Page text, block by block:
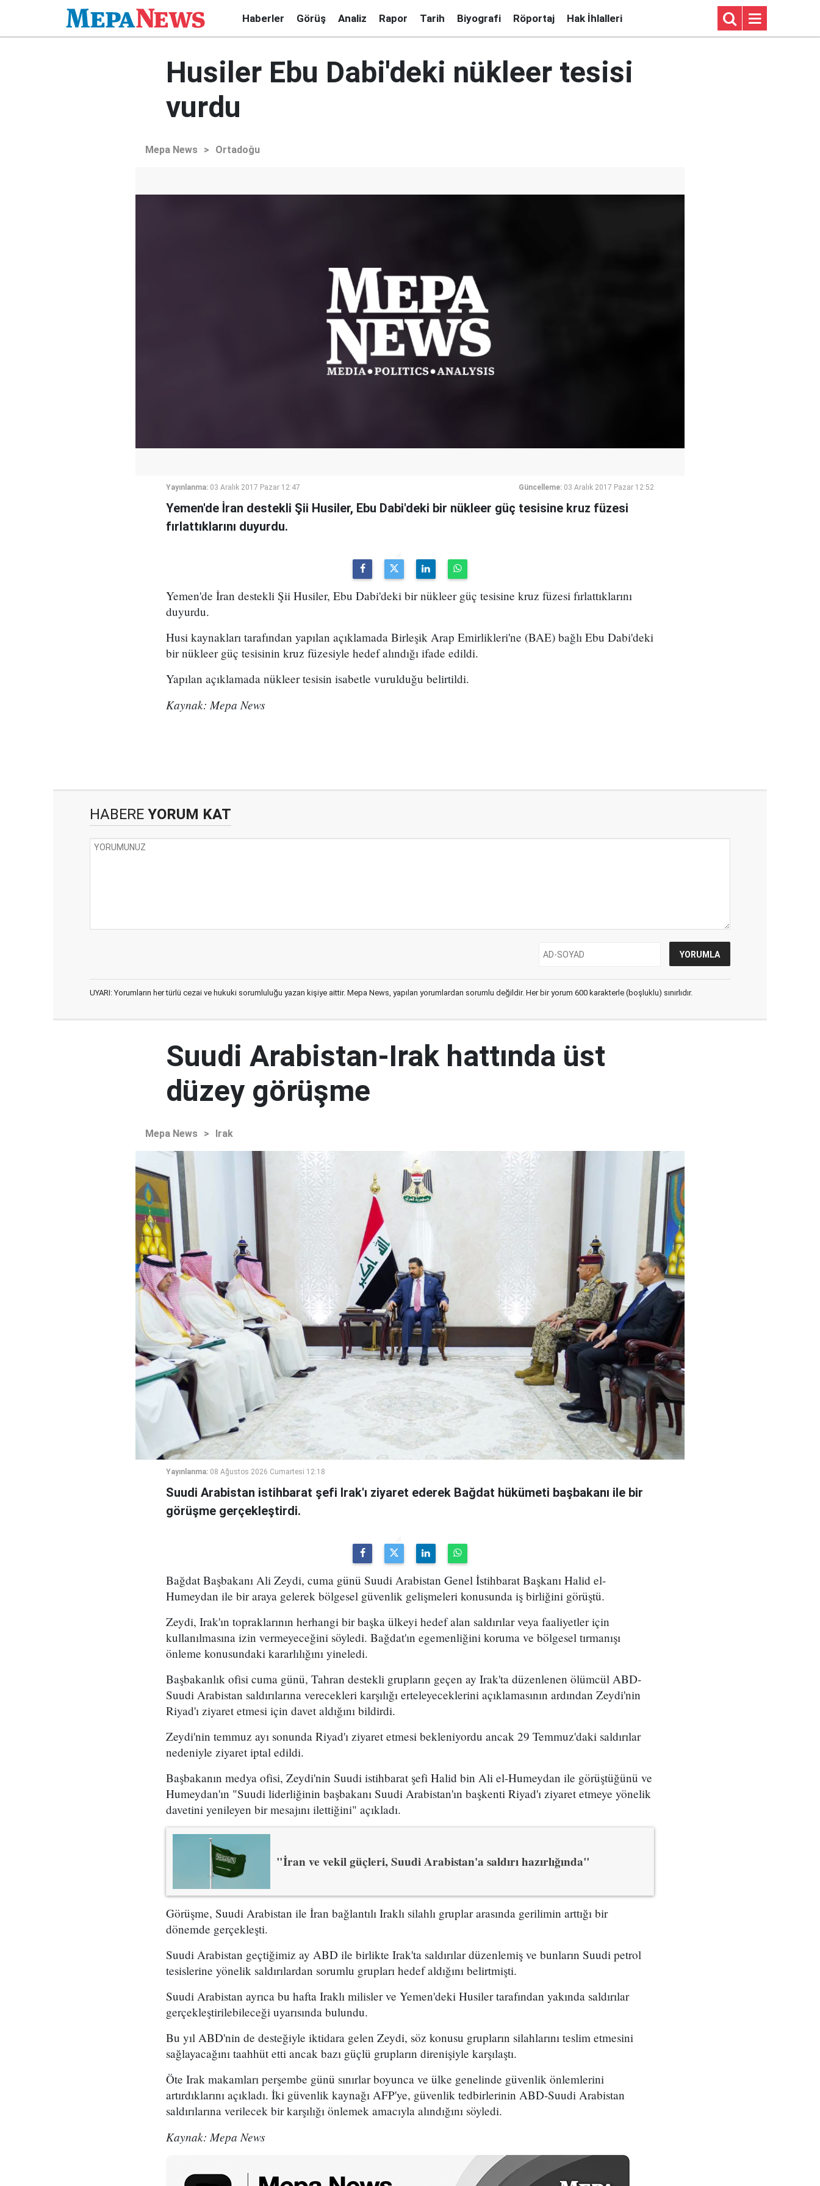
Haberler Görüş Analiz Rapor Tarih Biyografi Röportaj Hak İhlalleri
Husiler Ebu Dabi'deki nükleer tesisi
vurdu
Mepa News > Ortadoğu
Yayınlanma: 03 Aralık 2017 Pazar 12:47 Güncelleme: 03 Aralık 2017 Pazar 12:52
Yemen'de İran destekli Şii Husiler, Ebu Dabi'deki bir nükleer güç tesisine kruz füzesi
fırlattıklarını duyurdu.
Yemen'de İran destekli Şii Husiler, Ebu Dabi'deki bir nükleer güç tesisine kruz füzesi fırlattıklarını
duyurdu.
Husi kaynakları tarafından yapılan açıklamada Birleşik Arap Emirlikleri'ne (BAE) bağlı Ebu Dabi'deki
bir nükleer güç tesisinin kruz füzesiyle hedef alındığı ifade edildi.
Yapılan açıklamada nükleer tesisin isabetle vurulduğu belirtildi.
Kaynak: Mepa News
HABERE YORUM KAT
UYARI: Yorumların her türlü cezai ve hukuki sorumluluğu yazan kişiye aittir. Mepa News, yapılan yorumlardan sorumlu değildir. Her bir yorum 600 karakterle (boşluklu) sınırlıdır.
Suudi Arabistan-Irak hattında üst
düzey görüşme
Mepa News > Irak
Yayınlanma: 08 Ağustos 2026 Cumartesi 12:18
Suudi Arabistan istihbarat şefi Irak'ı ziyaret ederek Bağdat hükümeti başbakanı ile bir
görüşme gerçekleştirdi.
Bağdat Başbakanı Ali Zeydi, cuma günü Suudi Arabistan Genel İstihbarat Başkanı Halid el-
Humeydan ile bir araya gelerek bölgesel güvenlik gelişmeleri konusunda iş birliğini görüştü.
Zeydi, Irak'ın topraklarının herhangi bir başka ülkeyi hedef alan saldırılar veya faaliyetler için
kullanılmasına izin vermeyeceğini söyledi. Bağdat'ın egemenliğini koruma ve bölgesel tırmanışı
önleme konusundaki kararlılığını yineledi.
Başbakanlık ofisi cuma günü, Tahran destekli grupların geçen ay Irak'ta düzenlenen ölümcül ABD-
Suudi Arabistan saldırılarına verecekleri karşılığı erteleyeceklerini açıklamasının ardından Zeydi'nin
Riyad'ı ziyaret etmesi için davet aldığını bildirdi.
Zeydi'nin temmuz ayı sonunda Riyad'ı ziyaret etmesi bekleniyordu ancak 29 Temmuz'daki saldırılar
nedeniyle ziyaret iptal edildi.
Başbakanın medya ofisi, Zeydi'nin Suudi istihbarat şefi Halid bin Ali el-Humeydan ile görüştüğünü ve
Humeydan'ın "Suudi liderliğinin başbakanı Suudi Arabistan'ın başkenti Riyad'ı ziyaret etmeye yönelik
davetini yenileyen bir mesajını ilettiğini" açıkladı.
"İran ve vekil güçleri, Suudi Arabistan'a saldırı hazırlığında"
Görüşme, Suudi Arabistan ile İran bağlantılı Iraklı silahlı gruplar arasında gerilimin arttığı bir
dönemde gerçekleşti.
Suudi Arabistan geçtiğimiz ay ABD ile birlikte Irak'ta saldırılar düzenlemiş ve bunların Suudi petrol
tesislerine yönelik saldırılardan sorumlu grupları hedef aldığını belirtmişti.
Suudi Arabistan ayrıca bu hafta Iraklı milisler ve Yemen'deki Husiler tarafından yakında saldırılar
gerçekleştirilebileceği uyarısında bulundu.
Bu yıl ABD'nin de desteğiyle iktidara gelen Zeydi, söz konusu grupların silahlarını teslim etmesini
sağlayacağını taahhüt etti ancak bazı güçlü grupların direnişiyle karşılaştı.
Öte Irak makamları perşembe günü sınırlar boyunca ve ülke genelinde güvenlik önlemlerini
artırdıklarını açıkladı. İki güvenlik kaynağı AFP'ye, güvenlik tedbirlerinin ABD-Suudi Arabistan
saldırılarına verilecek bir karşılığı önlemek amacıyla alındığını söyledi.
Kaynak: Mepa News